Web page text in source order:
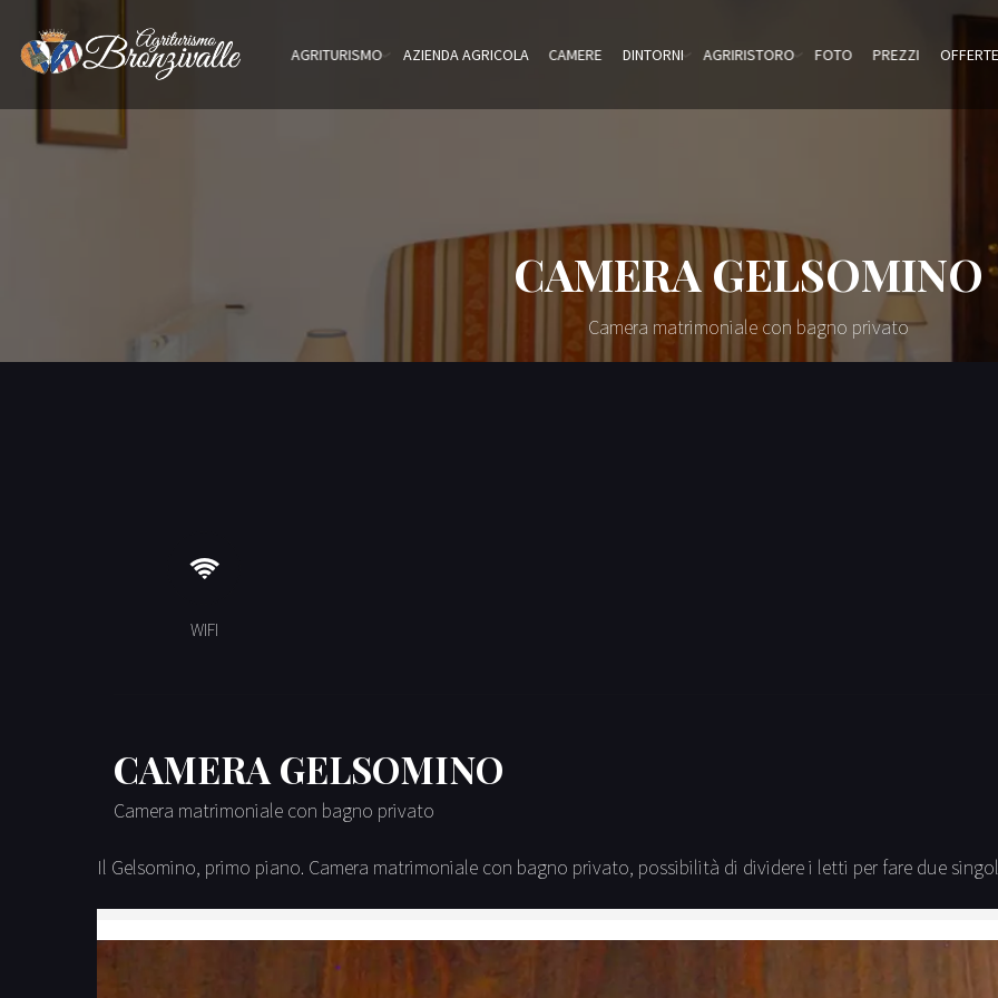
AGRITURISMO AZIENDA AGRICOLA CAMERE DINTORNI AGRIRISTORO FOTO PREZZI OFFERTE
CAMERA GELSOMINO
Camera matrimoniale con bagno privato
WIFI
CAMERA GELSOMINO
Camera matrimoniale con bagno privato
Il Gelsomino, primo piano. Camera matrimoniale con bagno privato, possibilità di dividere i letti per fare due